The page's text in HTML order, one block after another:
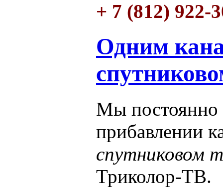
+ 7 (812) 922-
Одним
Мы постоянно
прибавлении
спутниковом
Триколор-ТВ.